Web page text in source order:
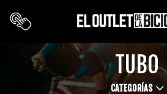
TUBO
CATEGORÍAS